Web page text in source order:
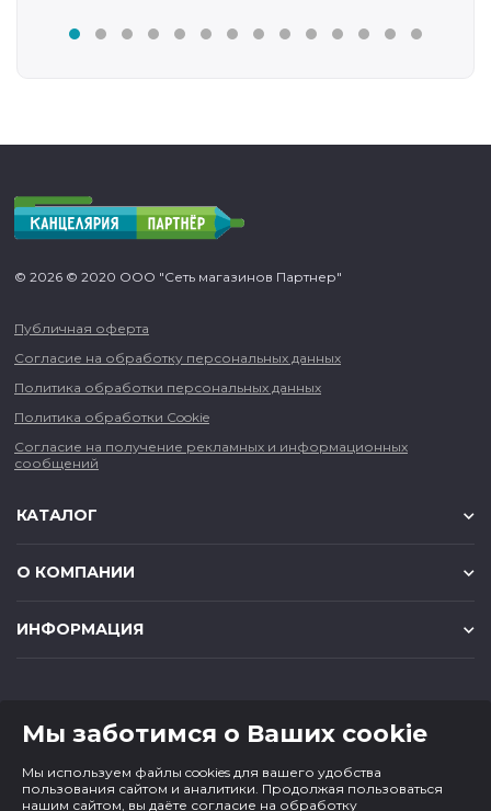
© 2026 © 2020 ООО "Сеть магазинов Партнер"
Публичная оферта
Согласие на обработку персональных данных
Политика обработки персональных данных
Политика обработки Cookie
Согласие на получение рекламных и информационных
сообщений
КАТАЛОГ
О КОМПАНИИ
ИНФОРМАЦИЯ
magazin@cf1.ru
Мы заботимся о Ваших cookie
Мы используем файлы cookies для вашего удобства
пользования сайтом и аналитики. Продолжая пользоваться
нашим сайтом, вы даёте согласие на обработку